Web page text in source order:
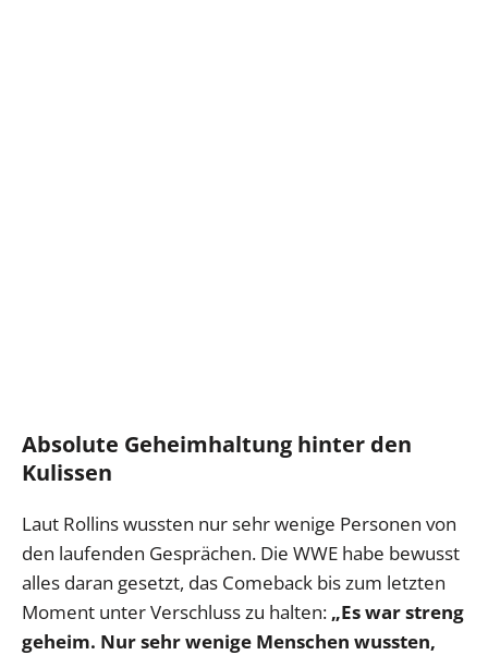
Absolute Geheimhaltung hinter den
Kulissen
Laut Rollins wussten nur sehr wenige Personen von
den laufenden Gesprächen. Die WWE habe bewusst
alles daran gesetzt, das Comeback bis zum letzten
Moment unter Verschluss zu halten: „Es war streng
geheim. Nur sehr wenige Menschen wussten,